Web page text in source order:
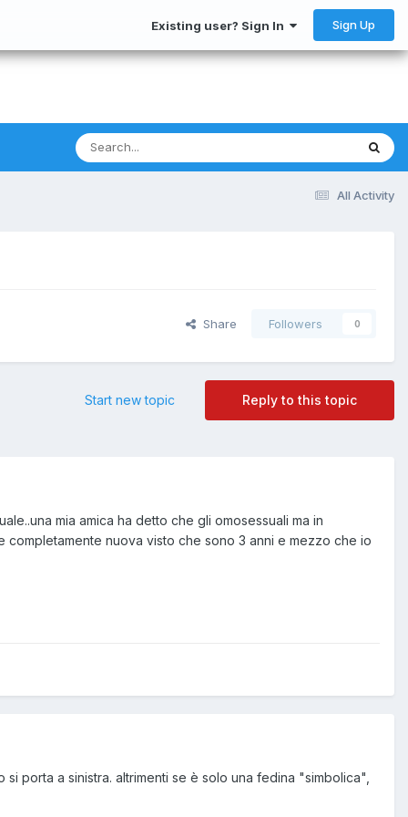
Existing user? Sign In Sign Up
All Activity
Share Followers 0
Reply to this topic
Start new topic
mia amica ha detto che gli omosessuali ma in
nuova visto che sono 3 anni e mezzo che io
porta a sinistra. altrimenti se è solo una fedina "simbolica",